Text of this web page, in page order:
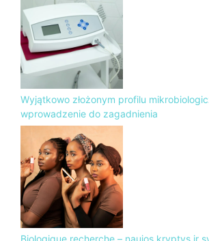
Wyjątkowo złożonym profilu
wprowadzenie do zagadnienia
Biologique recherche – naujos kryptys ir